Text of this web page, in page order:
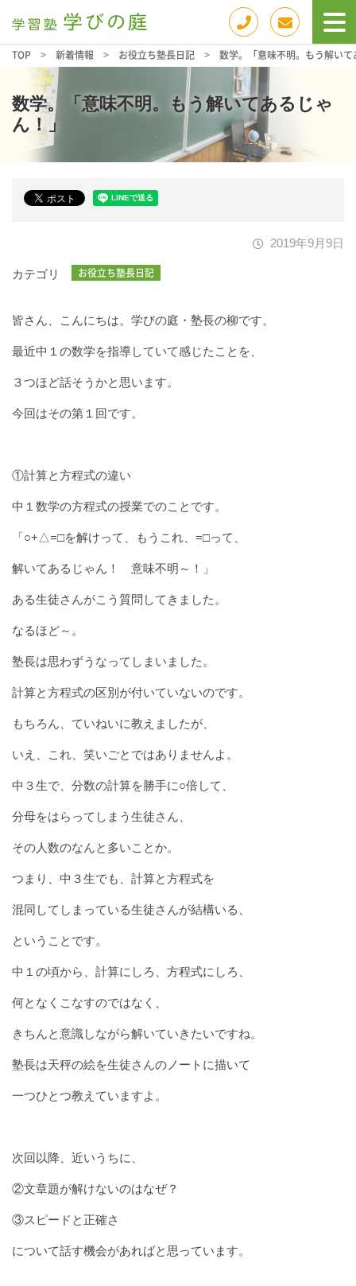
TOP > 新着情報 > お役立ち塾長日記 > 数学。「意味不明。もう解い
数学。「意味不明。もう解いてあるじゃ
ん！」
2019年9月9日
カテゴリ お役立ち塾長日記
皆さん、こんにちは。学びの庭・塾長の柳です。
最近中１の数学を指導していて感じたことを、
３つほど話そうかと思います。
今回はその第１回です。
①計算と方程式の違い
中１数学の方程式の授業でのことです。
「○+△=□を解けって、もうこれ、=□って、
解いてあるじゃん！ 意味不明～！」
ある生徒さんがこう質問してきました。
なるほど～。
塾長は思わずうなってしまいました。
計算と方程式の区別が付いていないのです。
もちろん、ていねいに教えましたが、
いえ、これ、笑いごとではありませんよ。
中３生で、分数の計算を勝手に○倍して、
分母をはらってしまう生徒さん、
その人数のなんと多いことか。
つまり、中３生でも、計算と方程式を
混同してしまっている生徒さんが結構いる、
ということです。
中１の頃から、計算にしろ、方程式にしろ、
何となくこなすのではなく、
きちんと意識しながら解いていきたいですね。
塾長は天秤の絵を生徒さんのノートに描いて
一つひとつ教えていますよ。
次回以降、近いうちに、
②文章題が解けないのはなぜ？
③スピードと正確さ
について話す機会があればと思っています。